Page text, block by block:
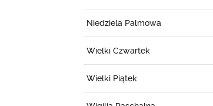
Niedziela Palmowa
Wielki Czwartek
Wielki Piątek